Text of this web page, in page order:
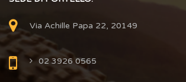
Via Achille Papa 22, 20149
02 3926 0565